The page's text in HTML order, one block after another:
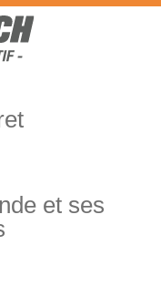
et ses